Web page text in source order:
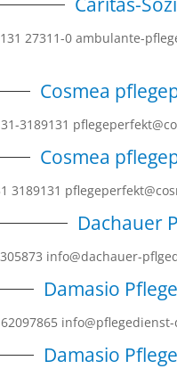
27311-0 ambulante-
Cosmea
3189131
Cosmea
3189131
Dachauer
info@dachauer-
Damasio
Damasio